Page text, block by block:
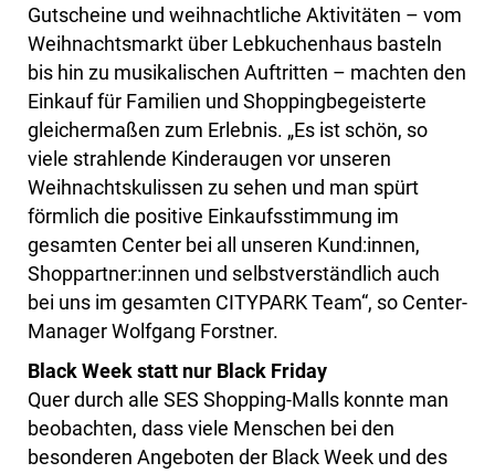
Gutscheine und weihnachtliche Aktivitäten – vom
Weihnachtsmarkt über Lebkuchenhaus basteln
bis hin zu musikalischen Auftritten – machten den
Einkauf für Familien und Shoppingbegeisterte
gleichermaßen zum Erlebnis. „Es ist schön, so
viele strahlende Kinderaugen vor unseren
Weihnachtskulissen zu sehen und man spürt
förmlich die positive Einkaufsstimmung im
gesamten Center bei all unseren Kund:innen,
Shoppartner:innen und selbstverständlich auch
bei uns im gesamten CITYPARK Team“, so Center-
Manager Wolfgang Forstner.
Black Week statt nur Black Friday
Quer durch alle SES Shopping-Malls konnte man
beobachten, dass viele Menschen bei den
besonderen Angeboten der Black Week und des